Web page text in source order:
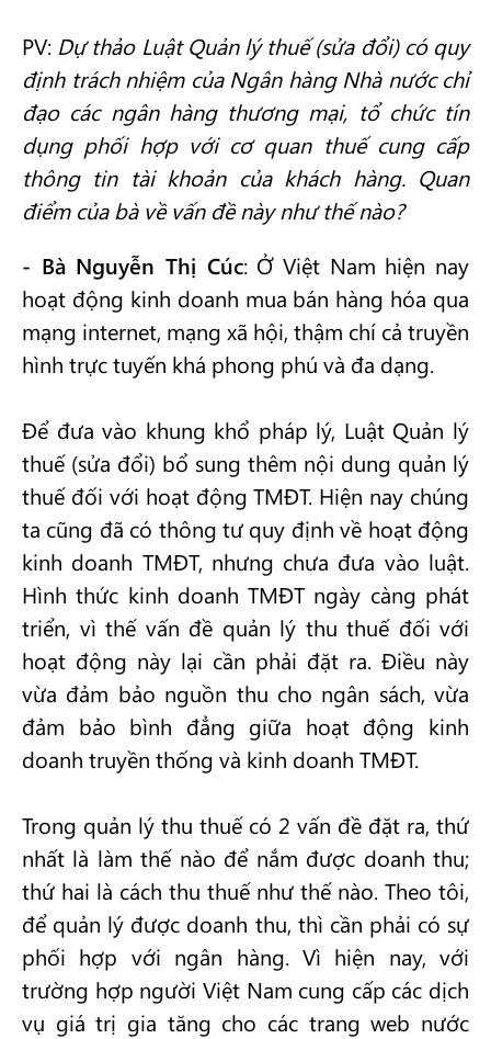
PV: Dự thảo Luật Quản lý thuế (sửa đổi) có quy
định trách nhiệm của Ngân hàng Nhà nước chỉ
đạo các ngân hàng thương mại, tổ chức tín
dụng phối hợp với cơ quan thuế cung cấp
thông tin tài khoản của khách hàng. Quan
điểm của bà về vấn đề này như thế nào?
- Bà Nguyễn Thị Cúc: Ở Việt Nam hiện nay
hoạt động kinh doanh mua bán hàng hóa qua
mạng internet, mạng xã hội, thậm chí cả truyền
hình trực tuyến khá phong phú và đa dạng.
Để đưa vào khung khổ pháp lý, Luật Quản lý
thuế (sửa đổi) bổ sung thêm nội dung quản lý
thuế đối với hoạt động TMĐT. Hiện nay chúng
ta cũng đã có thông tư quy định về hoạt động
kinh doanh TMĐT, nhưng chưa đưa vào luật.
Hình thức kinh doanh TMĐT ngày càng phát
triển, vì thế vấn đề quản lý thu thuế đối với
hoạt động này lại cần phải đặt ra. Điều này
vừa đảm bảo nguồn thu cho ngân sách, vừa
đảm bảo bình đẳng giữa hoạt động kinh
doanh truyền thống và kinh doanh TMĐT.
Trong quản lý thu thuế có 2 vấn đề đặt ra, thứ
nhất là làm thế nào để nắm được doanh thu;
thứ hai là cách thu thuế như thế nào. Theo tôi,
để quản lý được doanh thu, thì cần phải có sự
phối hợp với ngân hàng. Vì hiện nay, với
trường hợp người Việt Nam cung cấp các dịch
vụ giá trị gia tăng cho các trang web nước